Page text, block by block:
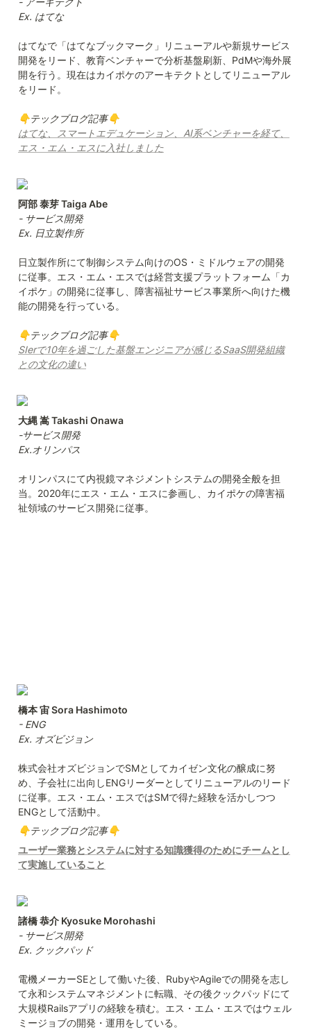
Ex. はてな
はてなで「はてなブックマーク」リニューアルや新規サービス
開発をリード、教育ベンチャーで分析基盤刷新、PdMや海外展
開を行う。現在はカイポケのアーキテクトとしてリニューアル
をリード。
👇テックブログ記事👇
はてな、スマートエデュケーション、AI系ベンチャーを経て、
エス・エム・エスに入社しました
- サービス開発
Ex. 日立製作所
日立製作所にて制御システム向けのOS・ミドルウェアの開発
に従事。エス・エム・エスでは経営支援プラットフォーム「カ
イポケ」の開発に従事し、障害福祉サービス事業所へ向けた機
能の開発を行っている。
👇テックブログ記事👇
SIerで10年を過ごした基盤エンジニアが感じるSaaS開発組織
との文化の違い
-サービス開発
Ex.オリンパス
オリンパスにて内視鏡マネジメントシステムの開発全般を担
当。2020年にエス・エム・エスに参画し、カイポケの障害福
祉領域のサービス開発に従事。
- ENG
Ex. オズビジョン
株式会社オズビジョンでSMとしてカイゼン文化の醸成に努
め、子会社に出向しENGリーダーとしてリニューアルのリード
に従事。エス・エム・エスではSMで得た経験を活かしつつ
ENGとして活動中。
👇テックブログ記事👇
ユーザー業務とシステムに対する知識獲得のためにチームとし
て実施していること
諸橋 恭介 Kyosuke Morohashi
- サービス開発
Ex. クックパッド
電機メーカーSEとして働いた後、RubyやAgileでの開発を志し
て永和システムマネジメントに転職、その後クックパッドにて
大規模Railsアプリの経験を積む。エス・エム・エスではウェル
ミージョブの開発・運用をしている。